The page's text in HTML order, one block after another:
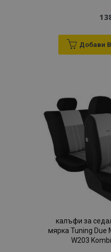
Добави
калъфи за
мярка Tuning Due
W203